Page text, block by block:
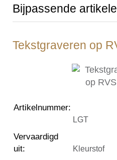
Bijpassende
Tekstgraveren op
Artikelnummer:
LGT
Vervaardigd
uit: Kleurstof